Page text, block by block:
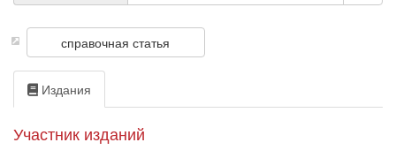
справочная статья
Издания
Участник изданий